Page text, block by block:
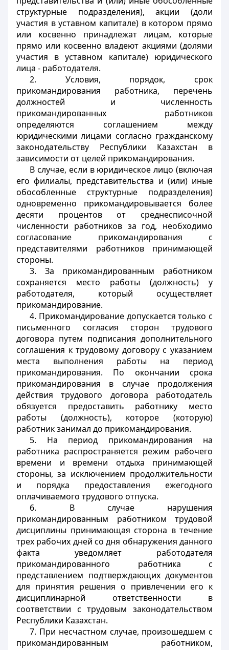
структурные подразделения), акции (доли
участия в уставном капитале) в котором прямо
или косвенно принадлежат лицам, которые
прямо или косвенно владеют акциями (долями
участия в уставном капитале) юридического
лица - работодателя.
2. Условия, порядок, срок
прикомандирования работника, перечень
должностей и численность
прикомандированных работников
определяются соглашением между
юридическими лицами согласно гражданскому
законодательству Республики Казахстан в
зависимости от целей прикомандирования.
В случае, если в юридическое лицо (включая
его филиалы, представительства и (или) иные
обособленные структурные подразделения)
одновременно прикомандировывается более
десяти процентов от среднесписочной
численности работников за год, необходимо
согласование прикомандирования с
представителями работников принимающей
стороны.
3. За прикомандированным работником
сохраняется место работы (должность) у
работодателя, который осуществляет
прикомандирование.
4. Прикомандирование допускается только с
письменного согласия сторон трудового
договора путем подписания дополнительного
соглашения к трудовому договору с указанием
места выполнения работы на период
прикомандирования. По окончании срока
прикомандирования в случае продолжения
действия трудового договора работодатель
обязуется предоставить работнику место
работы (должность), которое (которую)
работник занимал до прикомандирования.
5. На период прикомандирования на
работника распространяется режим рабочего
времени и времени отдыха принимающей
стороны, за исключением продолжительности
и порядка предоставления ежегодного
оплачиваемого трудового отпуска.
6. В случае нарушения
прикомандированным работником трудовой
дисциплины принимающая сторона в течение
трех рабочих дней со дня обнаружения данного
факта уведомляет работодателя
прикомандированного работника с
представлением подтверждающих документов
для принятия решения о привлечении его к
дисциплинарной ответственности в
соответствии с трудовым законодательством
Республики Казахстан.
7. При несчастном случае, произошедшем с
прикомандированным работником,